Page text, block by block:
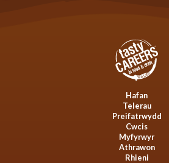
Hafan
Telerau
Preifatrwydd
Cwcis
Myfyrwyr
Athrawon
Rhieni